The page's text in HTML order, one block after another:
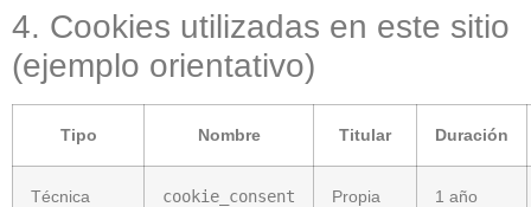
4. Cookies utilizadas en este sitio
(ejemplo orientativo)
Tipo Nombre Titular Duración
Técnica cookie_consent Propia 1 año